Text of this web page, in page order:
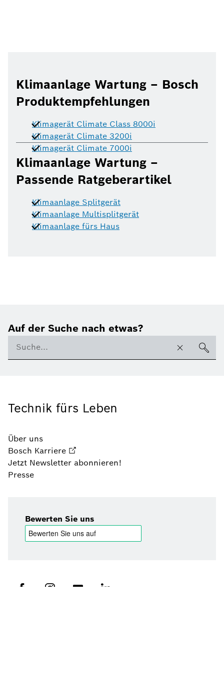
Klimaanlage Wartung – Bosch
Produktempfehlungen
Klimagerät Climate Class 8000i
Klimagerät Climate 3200i
Klimagerät Climate 7000i
Klimaanlage Wartung –
Passende Ratgeberartikel
Klimaanlage Splitgerät
Klimaanlage Multisplitgerät
Klimaanlage fürs Haus
Auf der Suche nach etwas?
Technik fürs Leben
Über uns
Bosch Karriere
Jetzt Newsletter abonnieren!
Presse
Bewerten Sie uns